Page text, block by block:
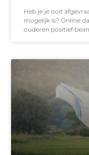
Heb je je ooit
mogelijk is? Online
ouderen positief